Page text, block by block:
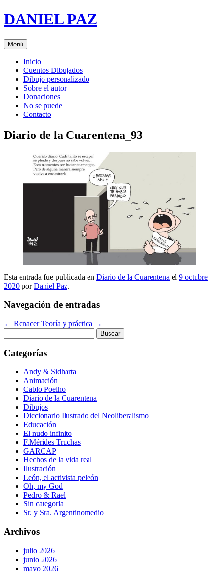
Saltar
al
DANIEL PAZ
Menú
Inicio
Cuentos Dibujados
Dibujo personalizado
Sobre el autor
Donaciones
No se puede
Contacto
Diario de la Cuarentena_93
Esta entrada fue publicada en Diario de la Cuarentena el 9 octubre
2020 porDaniel Paz.
Navegación de entradas
← Renacer Teoría y práctica →
Categorías
Andy & Sidharta
Animación
Cablo Poelho
Diario de la Cuarentena
Dibujos
Diccionario Ilustrado del Neoliberalismo
Educación
El nudo infinito
F.Mérides Truchas
GARCAP
Hechos de la vida real
Ilustración
León, el activista peleón
Oh, my God
Pedro & Rael
Sin categoría
Sr. y Sra. Argentinomedio
Archivos
julio 2026
junio 2026
mayo 2026